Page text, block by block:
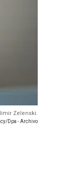
Zelenski.
Dpa - Archivo